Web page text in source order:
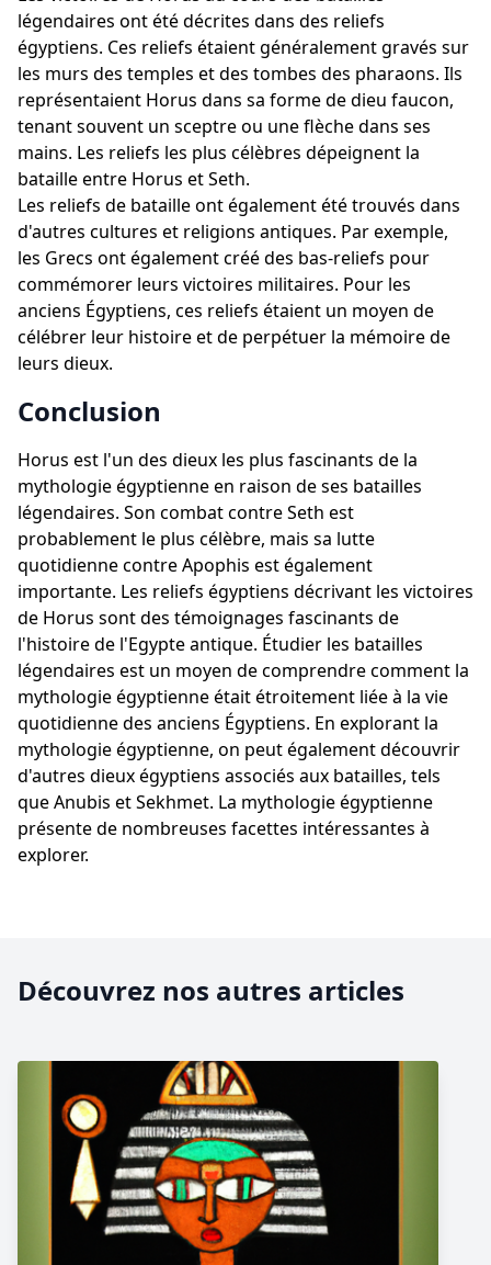
légendaires ont été décrites dans des reliefs
égyptiens. Ces reliefs étaient généralement gravés sur
les murs des temples et des tombes des pharaons. Ils
représentaient Horus dans sa forme de dieu faucon,
tenant souvent un sceptre ou une flèche dans ses
mains. Les reliefs les plus célèbres dépeignent la
bataille entre Horus et Seth.
Les reliefs de bataille ont également été trouvés dans
d'autres cultures et religions antiques. Par exemple,
les Grecs ont également créé des bas-reliefs pour
commémorer leurs victoires militaires. Pour les
anciens Égyptiens, ces reliefs étaient un moyen de
célébrer leur histoire et de perpétuer la mémoire de
leurs dieux.
Conclusion
Horus est l'un des dieux les plus fascinants de la
mythologie égyptienne en raison de ses batailles
légendaires. Son combat contre Seth est
probablement le plus célèbre, mais sa lutte
quotidienne contre Apophis est également
importante. Les reliefs égyptiens décrivant les victoires
de Horus sont des témoignages fascinants de
l'histoire de l'Egypte antique. Étudier les batailles
légendaires est un moyen de comprendre comment la
mythologie égyptienne était étroitement liée à la vie
quotidienne des anciens Égyptiens. En explorant la
mythologie égyptienne, on peut également découvrir
d'autres dieux égyptiens associés aux batailles, tels
que Anubis et Sekhmet. La mythologie égyptienne
présente de nombreuses facettes intéressantes à
explorer.
Découvrez nos autres articles